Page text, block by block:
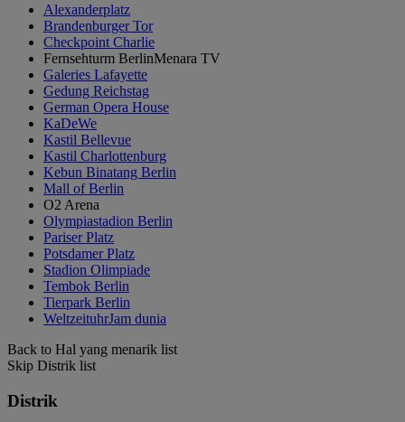
Alexanderplatz
Brandenburger Tor
Checkpoint Charlie
Fernsehturm BerlinMenara TV
Galeries Lafayette
Gedung Reichstag
German Opera House
KaDeWe
Kastil Bellevue
Kastil Charlottenburg
Kebun Binatang Berlin
Mall of Berlin
O2 Arena
Olympiastadion Berlin
Pariser Platz
Potsdamer Platz
Stadion Olimpiade
Tembok Berlin
Tierpark Berlin
WeltzeituhrJam dunia
Back to Hal yang menarik list
Skip Distrik list
Distrik